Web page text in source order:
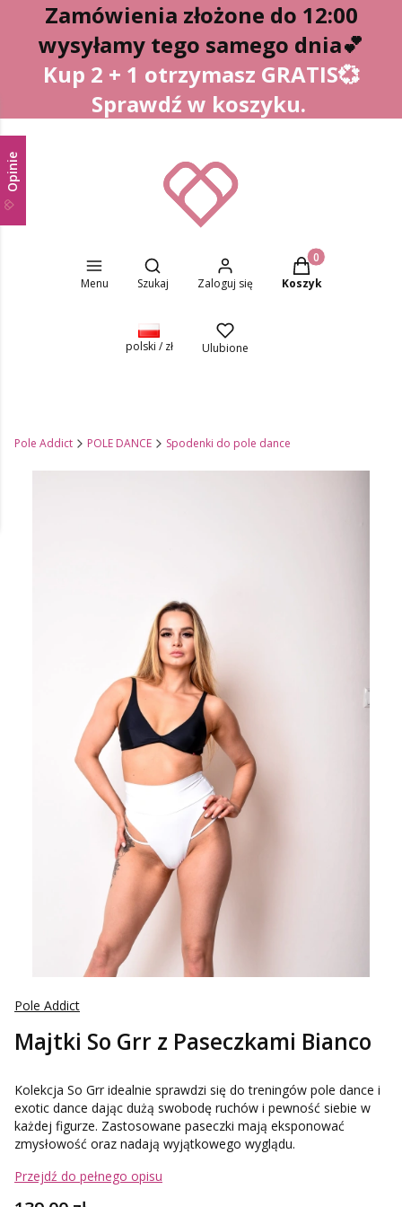
Zamówienia złożone do 12:00
wysyłamy tego samego dnia💕
Kup 2 + 1 otrzymasz GRATIS💞
Sprawdź w koszyku.
Menu
Otwórz wyszukiwarkę
Szukaj Zaloguj się
Produkty w
Koszyk
polski / zł Ulubione
Pole Addict POLE DANCE Spodenki do pole dance
Pole Addict
Majtki So Grr z Paseczkami Bianco
Kolekcja So Grr idealnie sprawdzi się do treningów pole dance i
exotic dance dając dużą swobodę ruchów i pewność siebie w
każdej figurze. Zastosowane paseczki mają eksponować
zmysłowość oraz nadają wyjątkowego wyglądu.
Przejdź do pełnego opisu
Opinie